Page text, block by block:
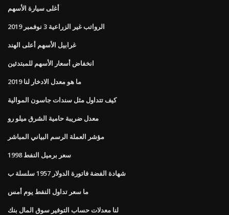
أغلى سيارة الأسهم
الرواتب غير الزراعية 3 نوفمبر 2019
غرابيل الأسهم أعلى الهند
انخفاض أسعار الأسهم للمبتدئين
ما هو معدل الادخار لنا 2019
كيف تتداول مثل سندات جاسون الموالية
معدل ضريبة حامية الشرق ميلو رو
مؤشر العملة الرسم البياني المباشر
سعر برميل النفط 1998
شهادة الفضة فاتورة الدولار 1957 سلسلة ب
ما سعر تداول النفط يوم أمس
لنا معدلات حساب التوفير سوق المال بنك